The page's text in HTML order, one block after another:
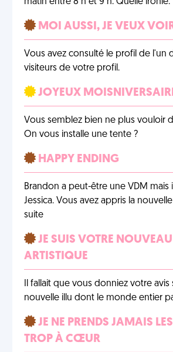
MOI AUSSI, JE VEUX
Vous avez consulté le profil de l'un
visiteurs de votre profil.
JOYEUX
Vous semblez bien ne plus vouloir
On vous installe une tente ?
HAPPY ENDING
Brandon a peut-être une VDM mais
Jessica. Vous avez appris la
suite
JE SUIS VOTRE
ARTISTIQUE
Il fallait que vous donniez votre avis
nouvelle illu dont le monde entier
JE NE PRENDS JAMAIS
TROP À CŒUR